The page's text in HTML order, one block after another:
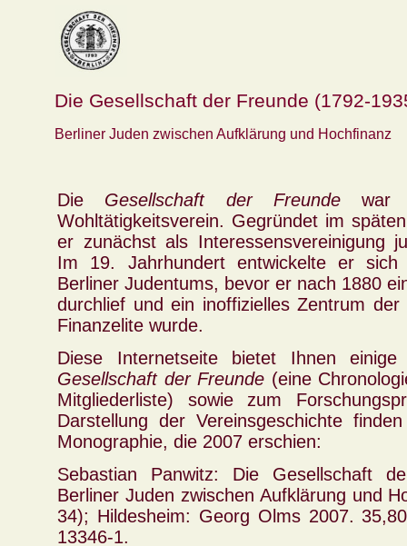
Die Gesellschaft der Freunde (1792-
Berliner Juden zwischen Aufklärung und Hochfinanz
Die Gesellschaft der Freundewar
Wohltätigkeitsverein. Gegründet im
er zunächst als Interessensvereinigung
Im 19. Jahrhundert entwickelte er sich
Berliner Judentums, bevor er nach 1880
durchlief und ein inoffizielles Zentrum
Finanzelite wurde.
Diese Internetseite bietet Ihnen einige
Gesellschaft der Freunde (eine
Mitgliederliste) sowie zum
Darstellung der Vereinsgeschichte
Monographie, die 2007 erschien:
Sebastian Panwitz: Die Gesellschaft
Berliner Juden zwischen Aufklärung und
34); Hildesheim: Georg Olms 2007.
13346-1.